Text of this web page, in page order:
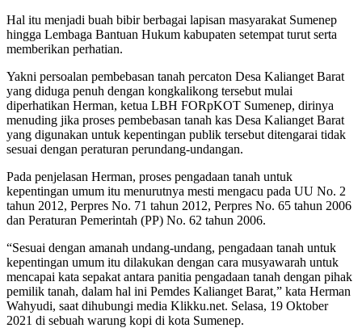
Hal itu menjadi buah bibir berbagai lapisan masyarakat Sumenep
hingga Lembaga Bantuan Hukum kabupaten setempat turut serta
memberikan perhatian.
Yakni persoalan pembebasan tanah percaton Desa Kalianget Barat
yang diduga penuh dengan kongkalikong tersebut mulai
diperhatikan Herman, ketua LBH FORpKOT Sumenep, dirinya
menuding jika proses pembebasan tanah kas Desa Kalianget Barat
yang digunakan untuk kepentingan publik tersebut ditengarai tidak
sesuai dengan peraturan perundang-undangan.
Pada penjelasan Herman, proses pengadaan tanah untuk
kepentingan umum itu menurutnya mesti mengacu pada UU No. 2
tahun 2012, Perpres No. 71 tahun 2012, Perpres No. 65 tahun 2006
dan Peraturan Pemerintah (PP) No. 62 tahun 2006.
“Sesuai dengan amanah undang-undang, pengadaan tanah untuk
kepentingan umum itu dilakukan dengan cara musyawarah untuk
mencapai kata sepakat antara panitia pengadaan tanah dengan pihak
pemilik tanah, dalam hal ini Pemdes Kalianget Barat,” kata Herman
Wahyudi, saat dihubungi media Klikku.net. Selasa, 19 Oktober
2021 di sebuah warung kopi di kota Sumenep.